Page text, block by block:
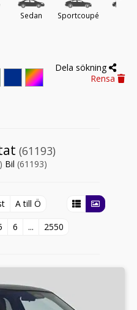
Sedan Sportcoupé
Dela sökning
Rensa
(61193)
Bil (61193)
A till Ö
6 ... 2550